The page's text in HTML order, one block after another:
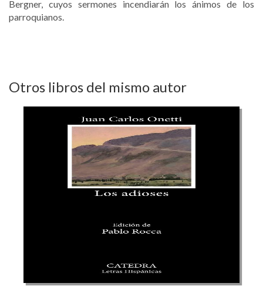
Bergner, cuyos sermones incendiarán los ánimos de los
parroquianos.
Otros libros del mismo autor